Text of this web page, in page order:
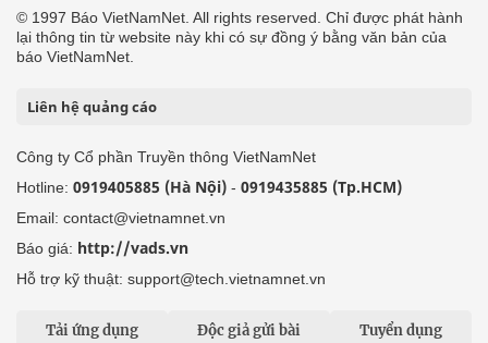
© 1997 Báo VietNamNet. All rights reserved. Chỉ được phát hành
lại thông tin từ website này khi có sự đồng ý bằng văn bản của
báo VietNamNet.
Liên hệ quảng cáo
Công ty Cổ phần Truyền thông VietNamNet
Hotline: 0919405885 (Hà Nội) - 0919435885 (Tp.HCM)
Email: contact@vietnamnet.vn
Báo giá: http://vads.vn
Hỗ trợ kỹ thuật: support@tech.vietnamnet.vn
Tải ứng dụng Độc giả gửi bài Tuyển dụng